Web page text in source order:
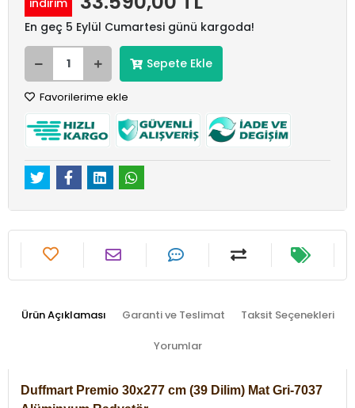
En geç 5 Eylül Cumartesi günü kargoda!
Sepete Ekle
Favorilerime ekle
Ürün Açıklaması Garanti ve Teslimat Taksit Seçenekleri
Yorumlar
Duffmart Premio 30x277 cm (39 Dilim) Mat Gri-7037